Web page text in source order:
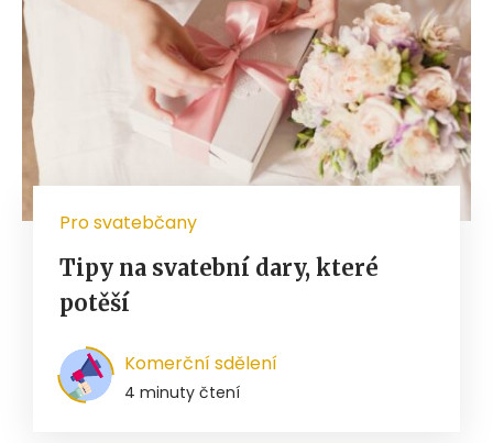
Pro svatebčany
Tipy na svatební dary, které
potěší
Komerční sdělení
4 minuty čtení